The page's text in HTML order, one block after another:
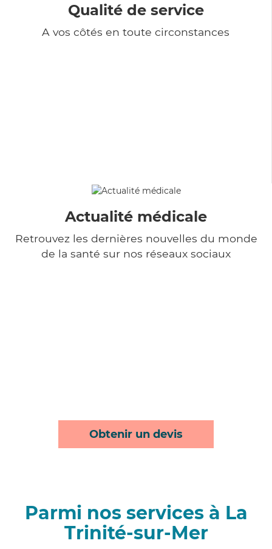
Qualité de service
A vos côtés en toute circonstances
Actualité médicale
Retrouvez les dernières nouvelles du monde
de la santé sur nos réseaux sociaux
Obtenir un devis
Parmi nos services à La
Trinité-sur-Mer